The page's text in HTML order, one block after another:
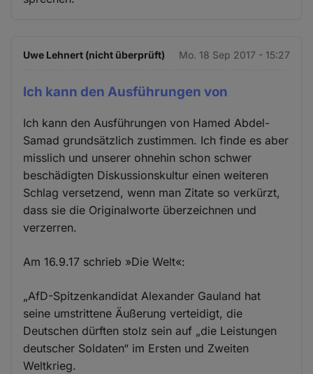
Uwe Lehnert (nicht überprüft) Mo. 18 Sep 2017 - 15:27
Ich kann den Ausführungen von
Ich kann den Ausführungen von Hamed Abdel-
Samad grundsätzlich zustimmen. Ich finde es aber
misslich und unserer ohnehin schon schwer
beschädigten Diskussionskultur einen weiteren
Schlag versetzend, wenn man Zitate so verkürzt,
dass sie die Originalworte überzeichnen und
verzerren.
Am 16.9.17 schrieb »Die Welt«:
„AfD-Spitzenkandidat Alexander Gauland hat
seine umstrittene Äußerung verteidigt, die
Deutschen dürften stolz sein auf „die Leistungen
deutscher Soldaten“ im Ersten und Zweiten
Weltkrieg.